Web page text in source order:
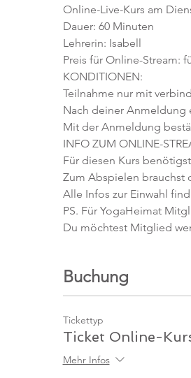
Online-Live-Kurs am
Dauer: 60 Minuten
Lehrerin: Isabell
Preis für Online-Stream:
KONDITIONEN:
Teilnahme nur mit
Nach deiner Anmeldung
Mit der Anmeldung
INFO ZUM ONLINE-
Für diesen Kurs
Zum Abspielen brauchst
Alle Infos zur Einwahl
PS. Für YogaHeimat
Du möchtest Mitglied
Buchung
Tickettyp
Ticket Online-
Mehr Infos